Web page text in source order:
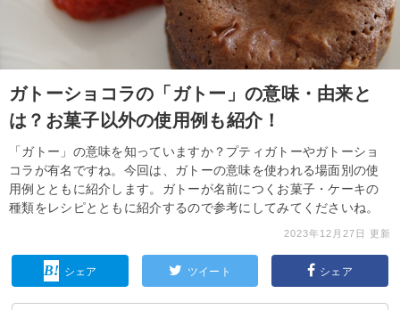
ガトーショコラの「ガトー」の意味・由来と
は？お菓子以外の使用例も紹介！
「ガトー」の意味を知っていますか？プティガトーやガトーショ
コラが有名ですね。今回は、ガトーの意味を使われる場面別の使
用例とともに紹介します。ガトーが名前につくお菓子・ケーキの
種類をレシピとともに紹介するので参考にしてみてくださいね。
2023年12月27日 更新
シェア ツイート シェア